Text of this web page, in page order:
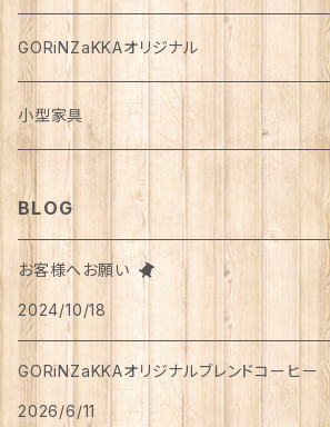
鏡
タオル
スリッパ
マスク
ハンドソープ
アロマ・お香
ブランケット
バッグ
カゴバッグ
スマホショルダーバッグ
ポーチ
お財布・カード入れ
手袋・アームカバー
カトラリー
ストロー
ポット・急須
湯のみ
グラス
カップ&ソーサー
マグカップ
鉢
はさみ
支柱
紙類
ノート
カード
はがき
ペン
メモ帳
便箋
ミニチュア
アウトドア
手芸用品
パーカー・ウィンドブレーカー
カーディガン
ベスト
ブルゾン
五分丈、七分丈
ニット
タンクトップ
フレンチスリーブ
キュロット
ワイドパンツ
パンツ
ルームウェア・パジャマ
アンダーウェア
レッグウェア
靴下
タイツ
足首ウォーマー
メンズ
ボトムス
アウター
バッテリー
ブランケット・寝具
お餅
麺類
穀物
粉物
缶詰・瓶詰
レトルト惣菜
カレー
水・炭酸水
ジュース
コーヒー
紅茶
お茶
ハーブティー
希釈飲料
ペーパー類
トイレットペーパー
ティッシュペーパー
ライト
ろうそく
猫用
メダカ
無添加・手作り（犬用）
猫用
缶詰
犬用
レトルト食品
猫用
おやつ
犬用
猫用
犬猫共通
食器
犬用
猫用
衣類・服飾雑貨
犬用
おもちゃ
化粧水
乳液
医薬部外品
リップクリーム
メイク用品
ボディーソープ
ヘアケア
クシ・ブラシ
シャンプー
リンスインシャンプー
せっけん
洗顔
ハンドクリーム
オーラルケア
食品・飲料
食器類
タオル
洗剤
防災用品
ラッピング資材
GORiNZaKKAオリジナル
アパレル
アクセサリー
ピアス
イヤリング・ノンホールピアス
リング
飲料
珈琲
小型家具
スツール
BLOG
お客様へお願い
2024/10/18
GORiNZaKKAオリジナルブレンドコーヒー
2026/6/11